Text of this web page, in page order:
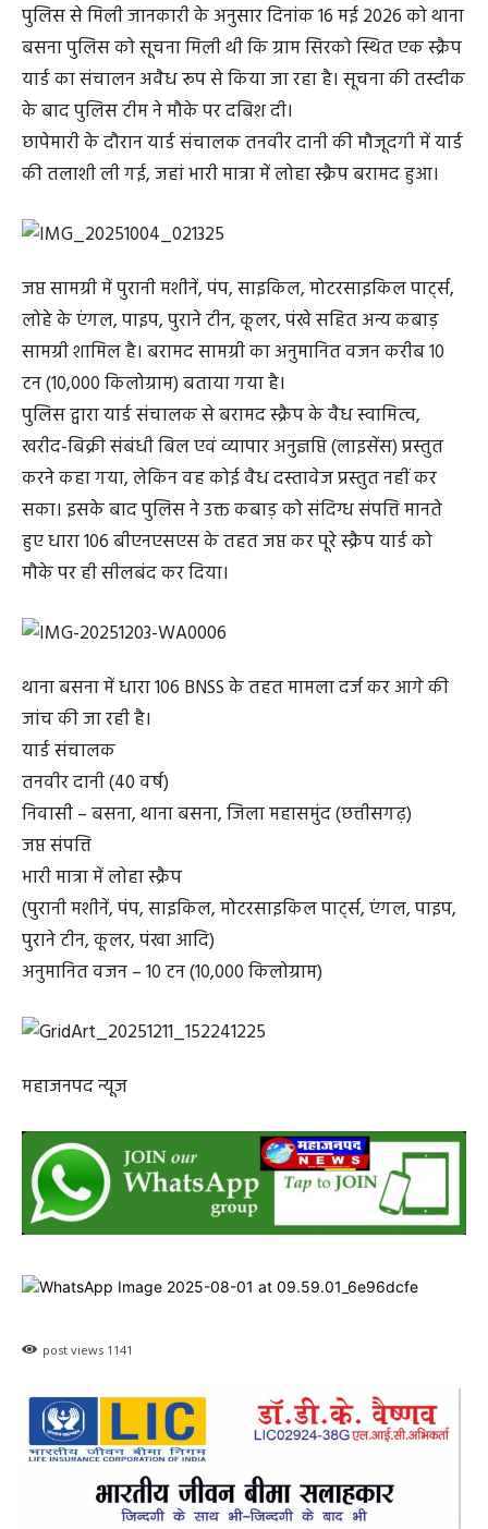
पुलिस से मिली जानकारी के अनुसार दिनांक 16 मई 2026 को थाना
बसना पुलिस को सूचना मिली थी कि ग्राम सिरको स्थित एक स्क्रैप
यार्ड का संचालन अवैध रूप से किया जा रहा है। सूचना की तस्दीक
के बाद पुलिस टीम ने मौके पर दबिश दी।
छापेमारी के दौरान यार्ड संचालक तनवीर दानी की मौजूदगी में यार्ड
की तलाशी ली गई, जहां भारी मात्रा में लोहा स्क्रैप बरामद हुआ।
जप्त सामग्री में पुरानी मशीनें, पंप, साइकिल, मोटरसाइकिल पार्ट्स,
लोहे के एंगल, पाइप, पुराने टीन, कूलर, पंखे सहित अन्य कबाड़
सामग्री शामिल है। बरामद सामग्री का अनुमानित वजन करीब 10
टन (10,000 किलोग्राम) बताया गया है।
पुलिस द्वारा यार्ड संचालक से बरामद स्क्रैप के वैध स्वामित्व,
खरीद-बिक्री संबंधी बिल एवं व्यापार अनुज्ञप्ति (लाइसेंस) प्रस्तुत
करने कहा गया, लेकिन वह कोई वैध दस्तावेज प्रस्तुत नहीं कर
सका। इसके बाद पुलिस ने उक्त कबाड़ को संदिग्ध संपत्ति मानते
हुए धारा 106 बीएनएसएस के तहत जप्त कर पूरे स्क्रैप यार्ड को
मौके पर ही सीलबंद कर दिया।
थाना बसना में धारा 106 BNSS के तहत मामला दर्ज कर आगे की
जांच की जा रही है।
यार्ड संचालक
तनवीर दानी (40 वर्ष)
निवासी – बसना, थाना बसना, जिला महासमुंद (छत्तीसगढ़)
जप्त संपत्ति
भारी मात्रा में लोहा स्क्रैप
(पुरानी मशीनें, पंप, साइकिल, मोटरसाइकिल पार्ट्स, एंगल, पाइप,
पुराने टीन, कूलर, पंखा आदि)
अनुमानित वजन – 10 टन (10,000 किलोग्राम)
महाजनपद न्यूज
post views 1141